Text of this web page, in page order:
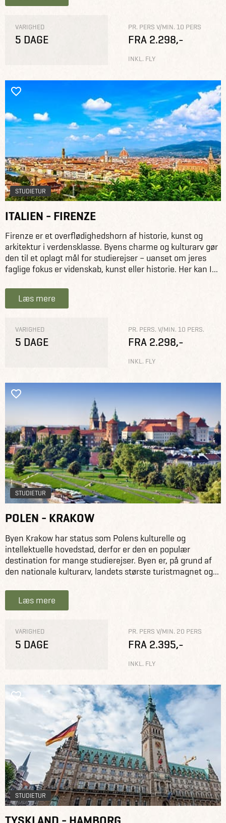
VARIGHED
5 DAGE
PR. PERS V/MIN. 10 PERS
FRA 2.298,-
INKL. FLY
STUDIETUR
ITALIEN - FIRENZE
Firenze er et overflødighedshorn af historie, kunst og
arkitektur i verdensklasse. Byens charme og kulturarv gør
den til et oplagt mål for studierejser – uanset om jeres
faglige fokus er videnskab, kunst eller historie. Her kan I...
Læs mere
VARIGHED
5 DAGE
PR. PERS. V/MIN. 10 PERS.
FRA 2.298,-
INKL. FLY
STUDIETUR
POLEN - KRAKOW
Byen Krakow har status som Polens kulturelle og
intellektuelle hovedstad, derfor er den en populær
destination for mange studierejser. Byen er, på grund af
den nationale kulturarv, landets største turistmagnet og...
Læs mere
VARIGHED
5 DAGE
PR. PERS V/MIN. 20 PERS
FRA 2.395,-
INKL. FLY
STUDIETUR